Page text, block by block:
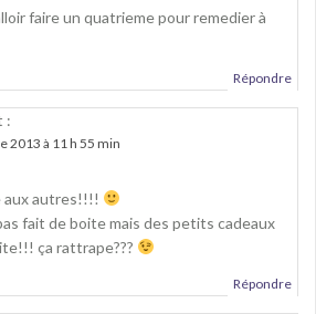
faire un quatrieme pour remedier à
Répondre
:
2013 à 11 h 55 min
aux autres!!!!
fait de boite mais des petits cadeaux
ça rattrape???
Répondre